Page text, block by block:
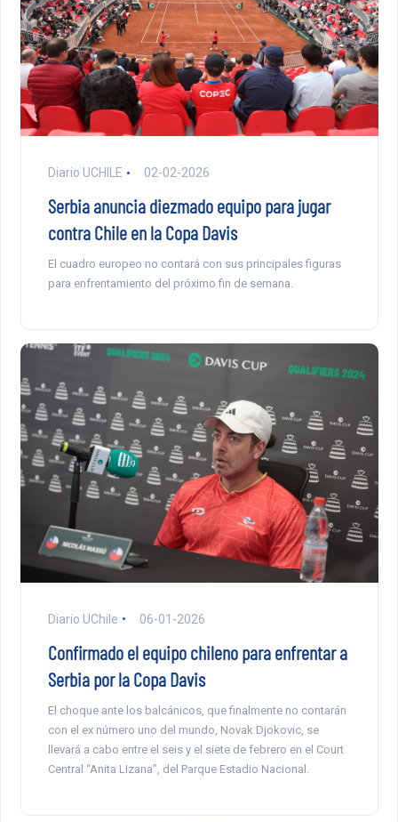
Diario UCHILE 02-02-2026
Serbia anuncia diezmado equipo para jugar
contra Chile en la Copa Davis
El cuadro europeo no contará con sus principales figuras
para enfrentamiento del próximo fin de semana.
Diario UChile 06-01-2026
Confirmado el equipo chileno para enfrentar a
Serbia por la Copa Davis
El choque ante los balcánicos, que finalmente no contarán
con el ex número uno del mundo, Novak Djokovic, se
llevará a cabo entre el seis y el siete de febrero en el Court
Central “Anita LIzana”, del Parque Estadio Nacional.